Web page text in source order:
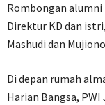
Rombongan alumni
Direktur KD dan
Mashudi dan
Di depan rumah
Harian Bangsa,